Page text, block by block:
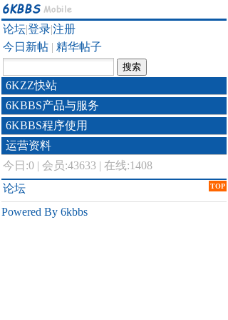
论坛|登录|注册
今日新帖 | 精华帖子
6KZZ快站
6KBBS产品与服务
6KBBS程序使用
运营资料
今日:0 | 会员:43633 | 在线:1408
TOP
论坛
Powered By 6kbbs